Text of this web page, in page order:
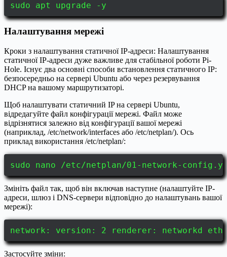
sudo apt upgrade -y
Налаштування мережі
Кроки з налаштування статичної IP-адреси: Налаштування
статичної IP-адреси дуже важливе для стабільної роботи Pi-
Hole. Існує два основні способи встановлення статичного IP:
безпосередньо на сервері Ubuntu або через резервування
DHCP на вашому маршрутизаторі.
Щоб налаштувати статичний IP на сервері Ubuntu,
відредагуйте файл конфігурації мережі. Файл може
відрізнятися залежно від конфігурації вашої мережі
(наприклад, /etc/network/interfaces або /etc/netplan/). Ось
приклад використання /etc/netplan/:
sudo nano /etc/netplan/01-network-
Змініть файл так, щоб він включав наступне (налаштуйте IP-
адреси, шлюз і DNS-сервери відповідно до налаштувань вашої
мережі):
network: version: 2 renderer: networkd
Застосуйте зміни: